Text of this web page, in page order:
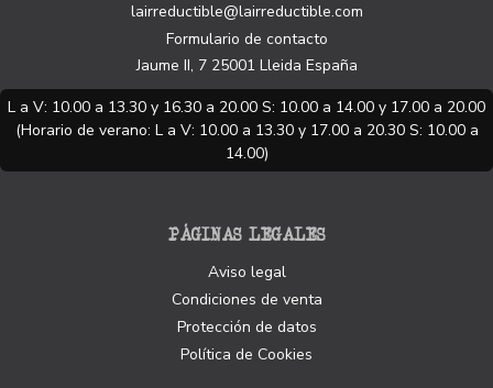
lairreductible@lairreductible.com
Formulario de contacto
Jaume II, 7 25001 Lleida España
L a V: 10.00 a 13.30 y 16.30 a 20.00 S: 10.00 a 14.00 y 17.00 a 20.00
(Horario de verano: L a V: 10.00 a 13.30 y 17.00 a 20.30 S: 10.00 a
14.00)
PÁGINAS LEGALES
Aviso legal
Condiciones de venta
Protección de datos
Política de Cookies